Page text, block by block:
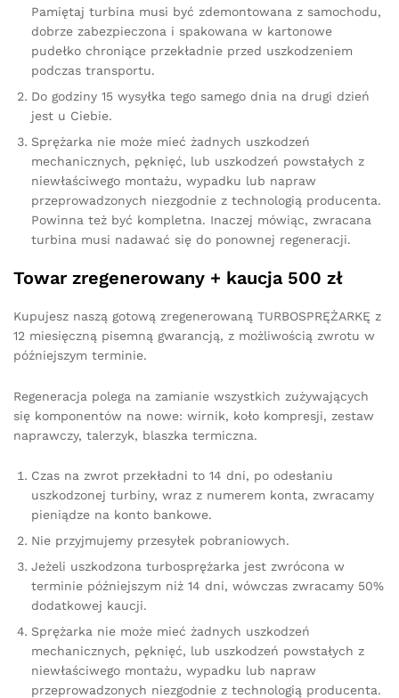
Pamiętaj turbina musi być zdemontowana z samochodu,
dobrze zabezpieczona i spakowana w kartonowe
pudełko chroniące przekładnie przed uszkodzeniem
podczas transportu.
Do godziny 15 wysyłka tego samego dnia na drugi dzień
jest u Ciebie.
Sprężarka nie może mieć żadnych uszkodzeń
mechanicznych, pęknięć, lub uszkodzeń powstałych z
niewłaściwego montażu, wypadku lub napraw
przeprowadzonych niezgodnie z technologią producenta.
Powinna też być kompletna. Inaczej mówiąc, zwracana
turbina musi nadawać się do ponownej regeneracji.
Towar zregenerowany + kaucja 500 zł
Kupujesz naszą gotową zregenerowaną TURBOSPRĘŻARKĘ z
12 miesięczną pisemną gwarancją, z możliwością zwrotu w
późniejszym terminie.
Regeneracja polega na zamianie wszystkich zużywających
się komponentów na nowe: wirnik, koło kompresji, zestaw
naprawczy, talerzyk, blaszka termiczna.
Czas na zwrot przekładni to 14 dni, po odesłaniu
uszkodzonej turbiny, wraz z numerem konta, zwracamy
pieniądze na konto bankowe.
Nie przyjmujemy przesyłek pobraniowych.
Jeżeli uszkodzona turbosprężarka jest zwrócona w
terminie późniejszym niż 14 dni, wówczas zwracamy 50%
dodatkowej kaucji.
Sprężarka nie może mieć żadnych uszkodzeń
mechanicznych, pęknięć, lub uszkodzeń powstałych z
niewłaściwego montażu, wypadku lub napraw
przeprowadzonych niezgodnie z technologią producenta.